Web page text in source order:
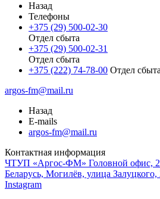
Назад
Телефоны
+375 (29) 500-02-30
Отдел сбыта
+375 (29) 500-02-31
Отдел сбыта
+375 (222) 74-78-00 Отдел сбыта
argos-fm@mail.ru
Назад
E-mails
argos-fm@mail.ru
Контактная информация
ЧТУП «Аргос-ФМ» Головной офис,
Беларусь, Могилёв, улица Залуцкого,
Instagram